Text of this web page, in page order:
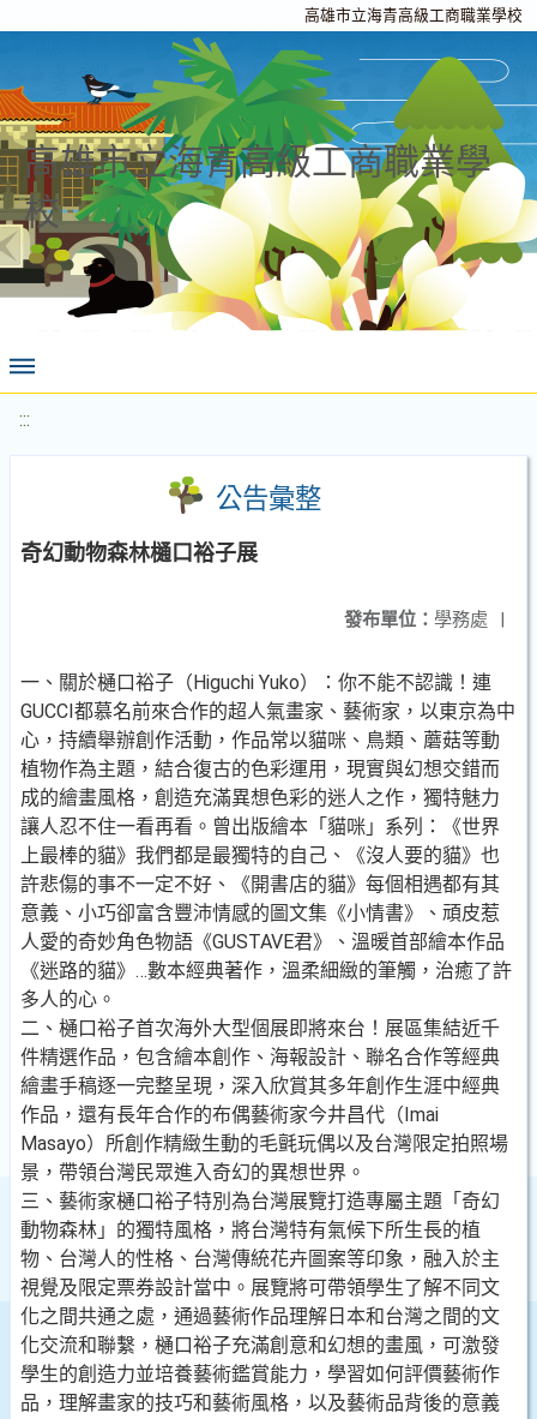
高雄市立海青高級工商職業學校
高雄市立海青高級工商職業學
校
:::
公告彙整
奇幻動物森林樋口裕子展
發布單位： 學務處 |
一、關於樋口裕子（Higuchi Yuko）：你不能不認識！連
GUCCI都慕名前來合作的超人氣畫家、藝術家，以東京為中
心，持續舉辦創作活動，作品常以貓咪、鳥類、蘑菇等動
植物作為主題，結合復古的色彩運用，現實與幻想交錯而
成的繪畫風格，創造充滿異想色彩的迷人之作，獨特魅力
讓人忍不住一看再看。曾出版繪本「貓咪」系列：《世界
上最棒的貓》我們都是最獨特的自己、《沒人要的貓》也
許悲傷的事不一定不好、《開書店的貓》每個相遇都有其
意義、小巧卻富含豐沛情感的圖文集《小情書》、頑皮惹
人愛的奇妙角色物語《GUSTAVE君》、溫暖首部繪本作品
《迷路的貓》…數本經典著作，溫柔細緻的筆觸，治癒了許
多人的心。
二、樋口裕子首次海外大型個展即將來台！展區集結近千
件精選作品，包含繪本創作、海報設計、聯名合作等經典
繪畫手稿逐一完整呈現，深入欣賞其多年創作生涯中經典
作品，還有長年合作的布偶藝術家今井昌代（Imai
Masayo）所創作精緻生動的毛氈玩偶以及台灣限定拍照場
景，帶領台灣民眾進入奇幻的異想世界。
三、藝術家樋口裕子特別為台灣展覽打造專屬主題「奇幻
動物森林」的獨特風格，將台灣特有氣候下所生長的植
物、台灣人的性格、台灣傳統花卉圖案等印象，融入於主
視覺及限定票券設計當中。展覽將可帶領學生了解不同文
化之間共通之處，通過藝術作品理解日本和台灣之間的文
化交流和聯繫，樋口裕子充滿創意和幻想的畫風，可激發
學生的創造力並培養藝術鑑賞能力，學習如何評價藝術作
品，理解畫家的技巧和藝術風格，以及藝術品背後的意義